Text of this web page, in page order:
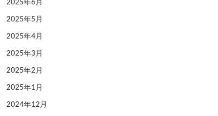
2025年5月
2025年4月
2025年3月
2025年2月
2025年1月
2024年12月